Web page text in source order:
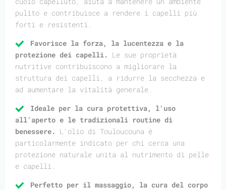
pulito e contribuisce a rendere i capelli più
forti e resistenti.
Favorisce la forza, la lucentezza e la
protezione dei capelli. Le sue proprietà
nutritive contribuiscono a migliorare la
struttura dei capelli, a ridurre la secchezza e
ad aumentare la vitalità generale.
Ideale per la cura protettiva, l'uso
all'aperto e le tradizionali routine di
benessere. L'olio di Touloucouna è
particolarmente indicato per chi cerca una
protezione naturale unita al nutrimento di pelle
e capelli.
Perfetto per il massaggio, la cura del corpo